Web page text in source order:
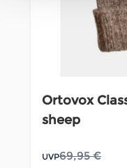
Ortovox
sheep
UVP69,95 €